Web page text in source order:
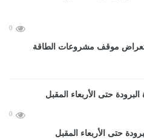
0
موقف مشروعات الطاقة
0